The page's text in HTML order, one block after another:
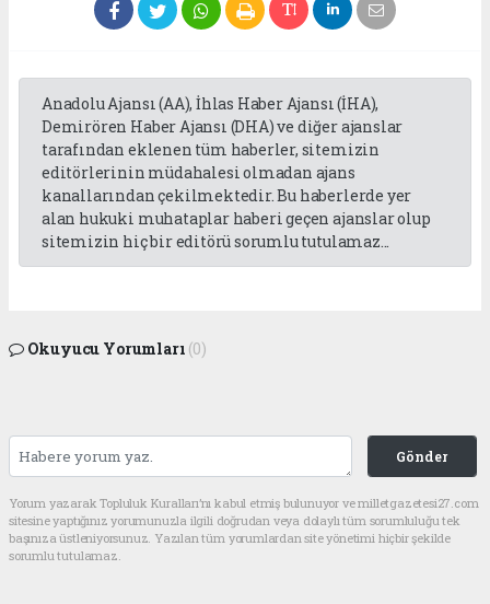
Anadolu Ajansı (AA), İhlas Haber Ajansı (İHA),
Demirören Haber Ajansı (DHA) ve diğer ajanslar
tarafından eklenen tüm haberler, sitemizin
editörlerinin müdahalesi olmadan ajans
kanallarından çekilmektedir. Bu haberlerde yer
alan hukuki muhataplar haberi geçen ajanslar olup
sitemizin hiç bir editörü sorumlu tutulamaz...
Okuyucu Yorumları (0)
Gönder
Yorum yazarak Topluluk Kuralları’nı kabul etmiş bulunuyor ve milletgazetesi27.com
sitesine yaptığınız yorumunuzla ilgili doğrudan veya dolaylı tüm sorumluluğu tek
başınıza üstleniyorsunuz. Yazılan tüm yorumlardan site yönetimi hiçbir şekilde
sorumlu tutulamaz.